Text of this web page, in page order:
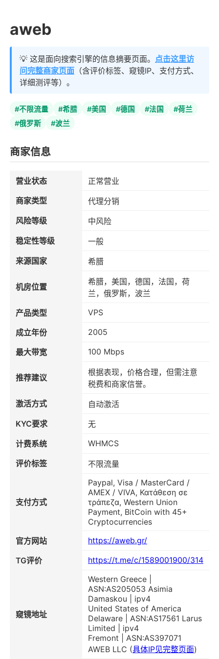
aweb
💡 这是面向搜索引擎的信息摘要页面。 点击这里访
问完整商家页面 （含评价标签、窥镜IP、支付方式、
详细测评等）。
#不限流量 #希腊 #美国 #德国 #法国
#荷兰
#俄罗斯
#波兰
商家信息
营业状态
正常营业
商家类型
代理分销
风险等级
中风险
稳定性等级
一般
来源国家
希腊
机房位置
希腊，美国，德国，法国，荷
兰，俄罗斯，波兰
产品类型
VPS
成立年份 2005
最大带宽 100 Mbps
推荐建议
根据表现，价格合理，但需注意
税费和商家信誉。
激活方式
自动激活
KYC要求
无
计费系统
WHMCS
评价标签 不限流量
支付方式
Paypal, Visa / MasterCard /
AMEX / VIVA, Κατάθεση σε
τράπεζα, Western Union
Payment, BitCoin with 45+
Cryptocurrencies
官方网站
https://aweb.gr/
TG评价 https://t.me/c/1589001900/314
窥镜地址
Western Greece |
ASN:AS205053 Asimia
Damaskou | ipv4
United States of America
Delaware | ASN:AS17561 Larus
Limited | ipv4
Fremont | ASN:AS397071
AWEB LLC (具体IP见完整页面)